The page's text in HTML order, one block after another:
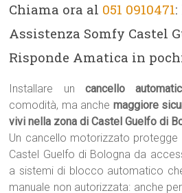
Chiama ora al 051 0910471
Assistenza Somfy Castel
Risponde Amatica in
Installare un cancello
comodità, ma anche maggiore
vivi nella zona di Castel Guelfo di
Un cancello motorizzato
Castel Guelfo di Bologna da
a sistemi di blocco automatico
manuale non autorizzata: anche